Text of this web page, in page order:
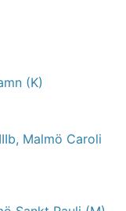
(K)
Malmö Caroli